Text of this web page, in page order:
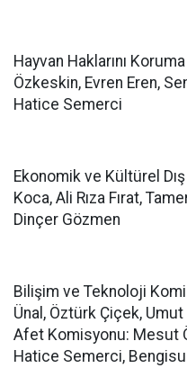
Hayvan Haklarını
Özkeskin, Evren Eren,
Hatice Semerci
Ekonomik ve Kültürel
Koca, Ali Rıza Fırat,
Dinçer Gözmen
Bilişim ve Teknoloji
Ünal, Öztürk Çiçek,
Afet Komisyonu: Mesut
Hatice Semerci, Bengisu